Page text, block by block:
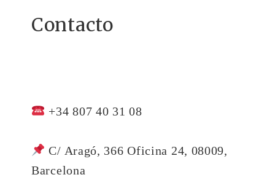
Contacto
+34 807 40 31 08
C/ Aragó, 366 Oficina 24, 08009,
Barcelona